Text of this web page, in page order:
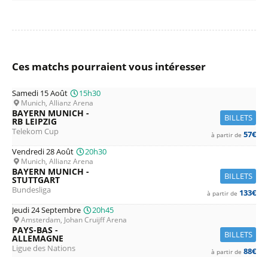
Ces matchs pourraient vous intéresser
Samedi 15 Août 15h30
Munich, Allianz Arena
BILLETS
BAYERN MUNICH -
RB LEIPZIG
Telekom Cup à partir de 57€
Vendredi 28 Août
20h30
Munich, Allianz Arena
BILLETS
BAYERN MUNICH -
STUTTGART
Bundesliga à partir de 133€
Jeudi 24 Septembre
20h45
Amsterdam, Johan Cruijff Arena
BILLETS
PAYS-BAS -
ALLEMAGNE
Ligue des Nations à partir de 88€